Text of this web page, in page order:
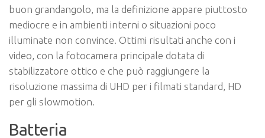
buon grandangolo, ma la definizione appare piuttosto
mediocre e in ambienti interni o situazioni poco
illuminate non convince. Ottimi risultati anche con i
video, con la fotocamera principale dotata di
stabilizzatore ottico e che può raggiungere la
risoluzione massima di UHD per i filmati standard, HD
per gli slowmotion.
Batteria